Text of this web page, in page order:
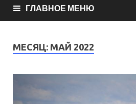
ГЛАВНОЕ МЕНЮ
МЕСЯЦ: МАЙ 2022